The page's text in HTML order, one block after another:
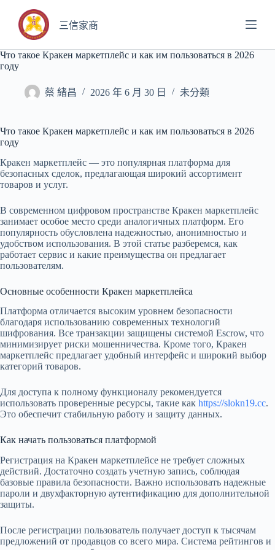
要
內
三信家商
Что такое Кракен маркетплейс и как им пользоваться в 2026
году
蔡 緒昌 2026 年 6 月 30 日 未分類
Что такое Кракен маркетплейс и как им пользоваться в 2026
году
Кракен маркетплейс — это популярная платформа для
безопасных сделок, предлагающая широкий ассортимент
товаров и услуг.
В современном цифровом пространстве Кракен маркетплейс
занимает особое место среди аналогичных платформ. Его
популярность обусловлена надежностью, анонимностью и
удобством использования. В этой статье разберемся, как
работает сервис и какие преимущества он предлагает
пользователям.
Основные особенности Кракен маркетплейса
Платформа отличается высоким уровнем безопасности
благодаря использованию современных технологий
шифрования. Все транзакции защищены системой Escrow, что
минимизирует риски мошенничества. Кроме того, Кракен
маркетплейс предлагает удобный интерфейс и широкий выбор
категорий товаров.
Для доступа к полному функционалу рекомендуется
использовать проверенные ресурсы, такие как https://slokn19.cc.
Это обеспечит стабильную работу и защиту данных.
Как начать пользоваться платформой
Регистрация на Кракен маркетплейсе не требует сложных
действий. Достаточно создать учетную запись, соблюдая
базовые правила безопасности. Важно использовать надежные
пароли и двухфакторную аутентификацию для дополнительной
защиты.
После регистрации пользователь получает доступ к тысячам
предложений от продавцов со всего мира. Система рейтингов и